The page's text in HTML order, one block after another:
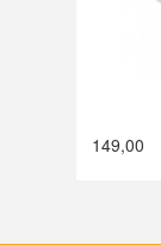
149,00